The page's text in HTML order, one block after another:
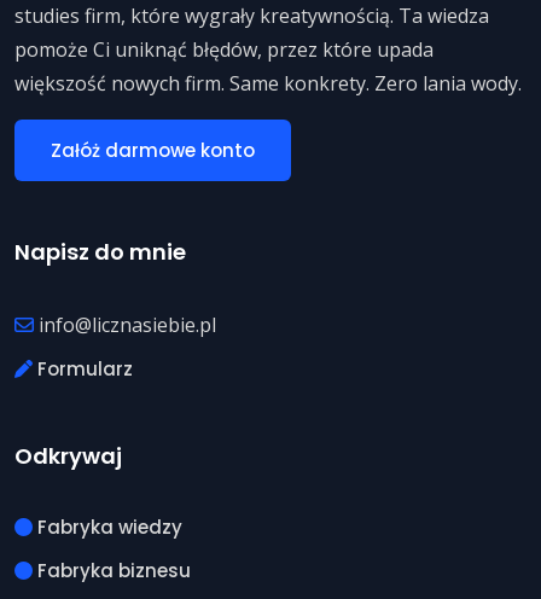
studies firm, które wygrały kreatywnością. Ta wiedza
pomoże Ci uniknąć błędów, przez które upada
większość nowych firm. Same konkrety. Zero lania wody.
Załóż darmowe konto
Napisz do mnie
info@licznasiebie.pl
Formularz
Odkrywaj
Fabryka wiedzy
Fabryka biznesu